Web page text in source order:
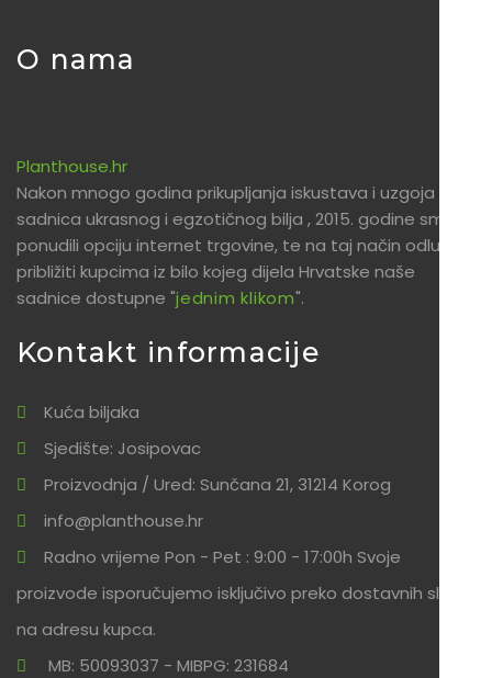
O nama
Planthouse.hr
Nakon mnogo godina prikupljanja iskustava i uzgoja
sadnica ukrasnog i egzotičnog bilja , 2015. godine smo
ponudili opciju internet trgovine, te na taj način odlučili
približiti kupcima iz bilo kojeg dijela Hrvatske naše
sadnice dostupne "jednim klikom".
Kontakt informacije
Kuća biljaka
Sjedište: Josipovac
Proizvodnja / Ured: Sunčana 21, 31214 Korog
info@planthouse.hr
Radno vrijeme Pon - Pet : 9:00 - 17:00h Svoje
proizvode isporučujemo isključivo preko dostavnih službi
na adresu kupca.
MB: 50093037 - MIBPG: 231684